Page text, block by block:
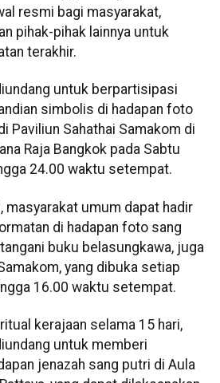
resmi bagi masyarakat,
pihak-pihak lainnya untuk
terakhir.
untuk berpartisipasi
simbolis di hadapan foto
Paviliun Sahathai Samakom di
Raja Bangkok pada Sabtu
24.00 waktu setempat.
masyarakat umum dapat hadir
di hadapan foto sang
buku belasungkawa, juga
yang dibuka setiap
16.00 waktu setempat.
kerajaan selama 15 hari,
untuk memberi
jenazah sang putri di Aula